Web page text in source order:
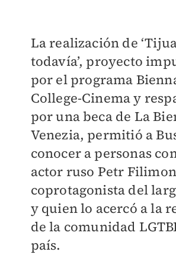
La realización de
todavía’, proyecto
por el programa
College-Cinema y
por una beca de La
Venezia, permitió a
conocer a personas
actor ruso Petr
coprotagonista del
y quien lo acercó a la
de la comunidad
país.